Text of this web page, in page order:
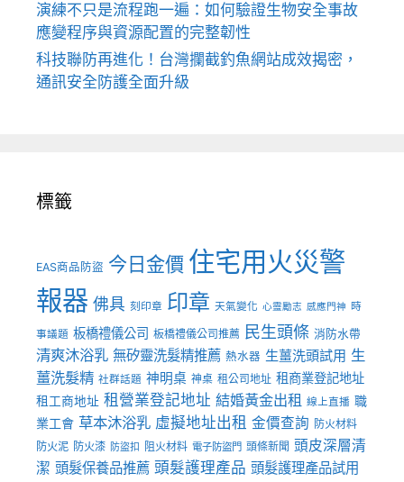
演練不只是流程跑一遍：如何驗證生物安全事故
應變程序與資源配置的完整韌性
科技聯防再進化！台灣攔截釣魚網站成效揭密，
通訊安全防護全面升級
標籤
EAS商品防盜 今日金價 住宅用火災警
報器 佛具 刻印章 印章 天氣變化 心靈勵志 感應門神 時
事議題 板橋禮儀公司 板橋禮儀公司推薦 民生頭條 消防水帶
清爽沐浴乳 無矽靈洗髮精推薦 熱水器 生薑洗頭試用 生
薑洗髮精 社群話題 神明桌 神桌 租公司地址 租商業登記地址
租工商地址 租營業登記地址 結婚黃金出租 線上直播 職
業工會 草本沐浴乳 虛擬地址出租 金價查詢 防火材料
防火泥 防火漆 防盜扣 阻火材料 電子防盜門 頭條新聞 頭皮深層清
潔 頭髮保養品推薦 頭髮護理產品 頭髮護理產品試用